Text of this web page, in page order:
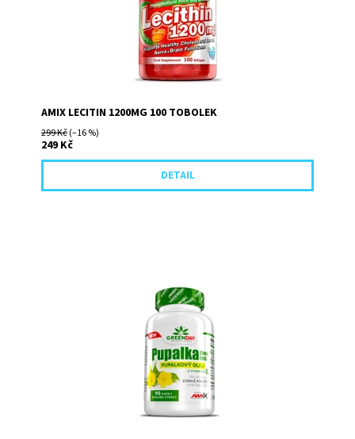
AMIX LECITIN 1200MG 100 TOBOLEK
299 Kč(–16 %)
249 Kč
DETAIL
Amix Pupalkový olej s vitamínem E je doplněk stravy ve
formě měkkých želatinových kapslí pro snadnější